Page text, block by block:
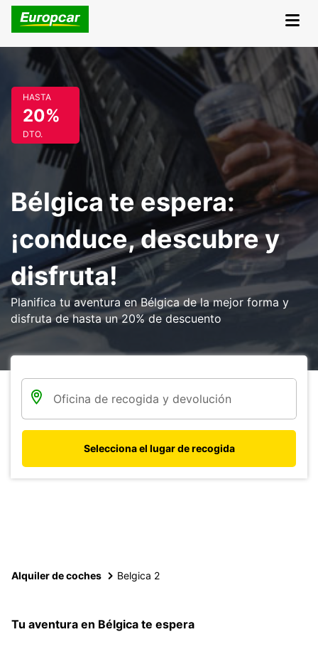
HASTA
20%
DTO.
Bélgica te espera:
¡conduce, descubre y
disfruta!
Planifica tu aventura en Bélgica de la mejor forma y
disfruta de hasta un 20% de descuento
Selecciona el lugar de recogida
Alquiler de coches Belgica 2
Tu aventura en Bélgica te espera